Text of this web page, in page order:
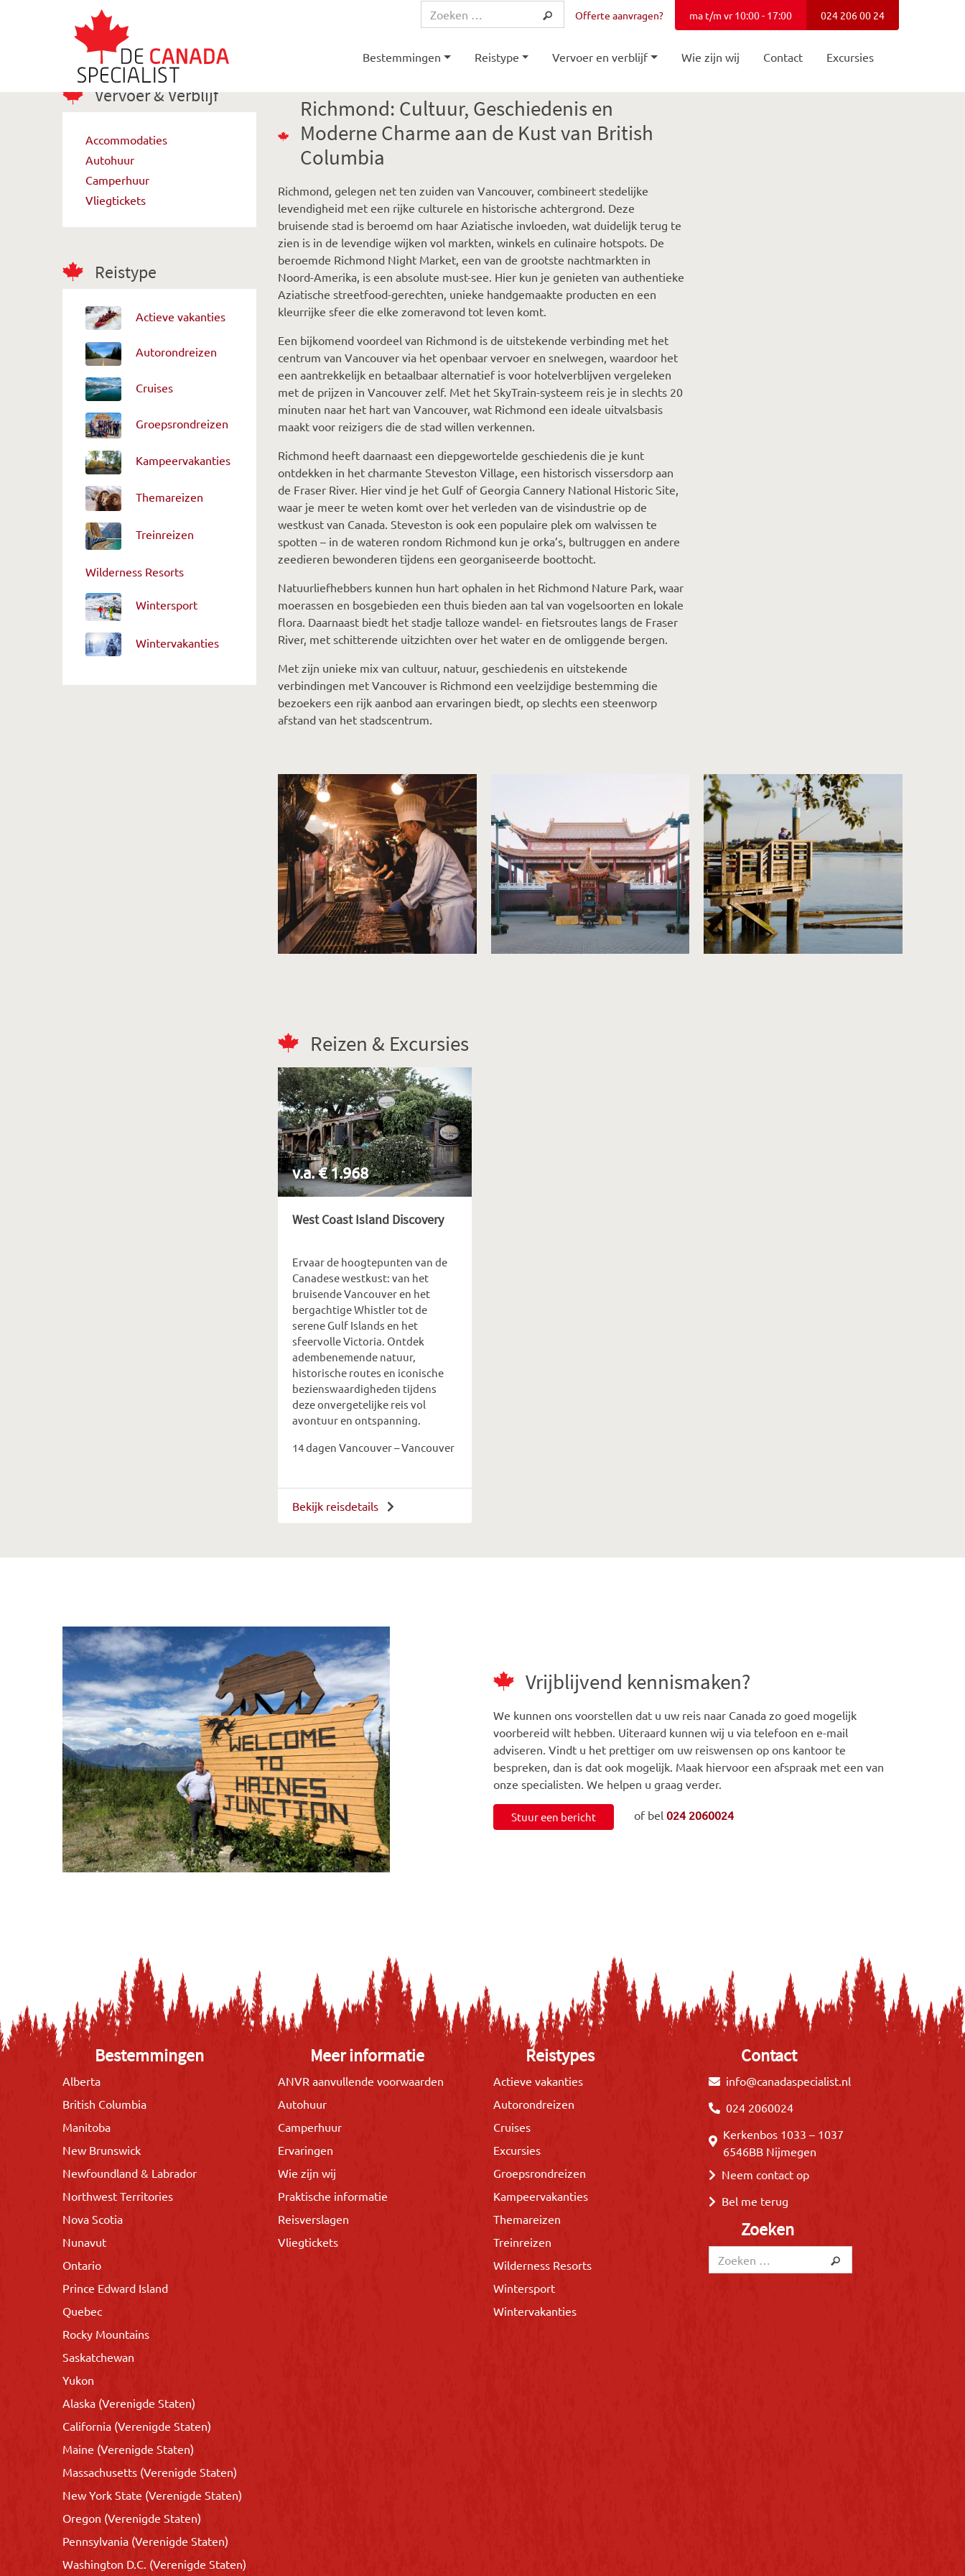
Offerte aanvragen? ma t/m vr 10:00 - 17:00 024 206 00 24
Bestemmingen Reistype Vervoer en verblijf Wie zijn wij Contact Excursies
Vervoer & Verblijf
Accommodaties
Autohuur
Camperhuur
Vliegtickets
Reistype
Actieve vakanties
Autorondreizen
Cruises
Groepsrondreizen
Kampeervakanties
Themareizen
Treinreizen
Wilderness Resorts
Wintersport
Wintervakanties
Richmond: Cultuur, Geschiedenis en
Moderne Charme aan de Kust van British
Columbia
Richmond, gelegen net ten zuiden van Vancouver, combineert stedelijke
levendigheid met een rijke culturele en historische achtergrond. Deze
bruisende stad is beroemd om haar Aziatische invloeden, wat duidelijk terug te
zien is in de levendige wijken vol markten, winkels en culinaire hotspots. De
beroemde Richmond Night Market, een van de grootste nachtmarkten in
Noord-Amerika, is een absolute must-see. Hier kun je genieten van authentieke
Aziatische streetfood-gerechten, unieke handgemaakte producten en een
kleurrijke sfeer die elke zomeravond tot leven komt.
Een bijkomend voordeel van Richmond is de uitstekende verbinding met het
centrum van Vancouver via het openbaar vervoer en snelwegen, waardoor het
een aantrekkelijk en betaalbaar alternatief is voor hotelverblijven vergeleken
met de prijzen in Vancouver zelf. Met het SkyTrain-systeem reis je in slechts 20
minuten naar het hart van Vancouver, wat Richmond een ideale uitvalsbasis
maakt voor reizigers die de stad willen verkennen.
Richmond heeft daarnaast een diepgewortelde geschiedenis die je kunt
ontdekken in het charmante Steveston Village, een historisch vissersdorp aan
de Fraser River. Hier vind je het Gulf of Georgia Cannery National Historic Site,
waar je meer te weten komt over het verleden van de visindustrie op de
westkust van Canada. Steveston is ook een populaire plek om walvissen te
spotten – in de wateren rondom Richmond kun je orka’s, bultruggen en andere
zeedieren bewonderen tijdens een georganiseerde boottocht.
Natuurliefhebbers kunnen hun hart ophalen in het Richmond Nature Park, waar
moerassen en bosgebieden een thuis bieden aan tal van vogelsoorten en lokale
flora. Daarnaast biedt het stadje talloze wandel- en fietsroutes langs de Fraser
River, met schitterende uitzichten over het water en de omliggende bergen.
Met zijn unieke mix van cultuur, natuur, geschiedenis en uitstekende
verbindingen met Vancouver is Richmond een veelzijdige bestemming die
bezoekers een rijk aanbod aan ervaringen biedt, op slechts een steenworp
afstand van het stadscentrum.
Reizen & Excursies
v.a. € 1.968
West Coast Island Discovery
Ervaar de hoogtepunten van de
Canadese westkust: van het
bruisende Vancouver en het
bergachtige Whistler tot de
serene Gulf Islands en het
sfeervolle Victoria. Ontdek
adembenemende natuur,
historische routes en iconische
bezienswaardigheden tijdens
deze onvergetelijke reis vol
avontuur en ontspanning.
14 dagen Vancouver – Vancouver
Bekijk reisdetails
Vrijblijvend kennismaken?
We kunnen ons voorstellen dat u uw reis naar Canada zo goed mogelijk
voorbereid wilt hebben. Uiteraard kunnen wij u via telefoon en e-mail
adviseren. Vindt u het prettiger om uw reiswensen op ons kantoor te
bespreken, dan is dat ook mogelijk. Maak hiervoor een afspraak met een van
onze specialisten. We helpen u graag verder.
Stuur een bericht of bel 024 2060024
Bestemmingen
Alberta
British Columbia
Manitoba
New Brunswick
Newfoundland & Labrador
Northwest Territories
Nova Scotia
Nunavut
Ontario
Prince Edward Island
Quebec
Rocky Mountains
Saskatchewan
Yukon
Alaska (Verenigde Staten)
California (Verenigde Staten)
Maine (Verenigde Staten)
Massachusetts (Verenigde Staten)
New York State (Verenigde Staten)
Oregon (Verenigde Staten)
Pennsylvania (Verenigde Staten)
Washington D.C. (Verenigde Staten)
Meer informatie
ANVR aanvullende voorwaarden
Autohuur
Camperhuur
Ervaringen
Wie zijn wij
Praktische informatie
Reisverslagen
Vliegtickets
Reistypes
Actieve vakanties
Autorondreizen
Cruises
Excursies
Groepsrondreizen
Kampeervakanties
Themareizen
Treinreizen
Wilderness Resorts
Wintersport
Wintervakanties
Contact
info@canadaspecialist.nl
024 2060024
Kerkenbos 1033 – 1037
6546BB Nijmegen
Neem contact op
Bel me terug
Zoeken